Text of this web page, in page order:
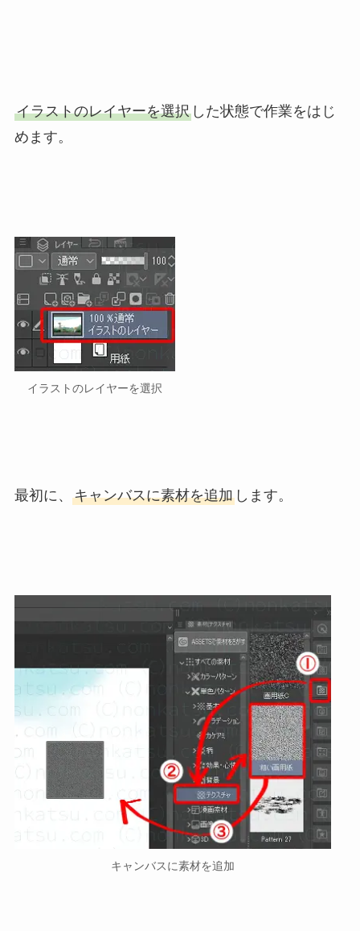
イラストのレイヤーを選択した状態で作業をはじ
めます。
イラストのレイヤーを選択
最初に、 キャンバスに素材を追加します。
キャンバスに素材を追加